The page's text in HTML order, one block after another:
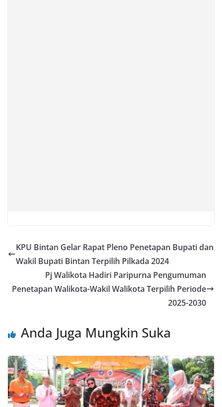
KPU Bintan Gelar Rapat Pleno Penetapan Bupati dan
Wakil Bupati Bintan Terpilih Pilkada 2024
Pj Walikota Hadiri Paripurna Pengumuman
Penetapan Walikota-Wakil Walikota Terpilih Periode
2025-2030
Anda Juga Mungkin Suka